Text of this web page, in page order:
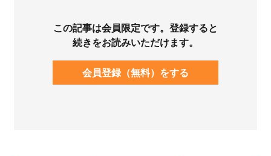
この記事は会員限定です。登録すると
続きをお読みいただけます。
会員登録（無料）をする